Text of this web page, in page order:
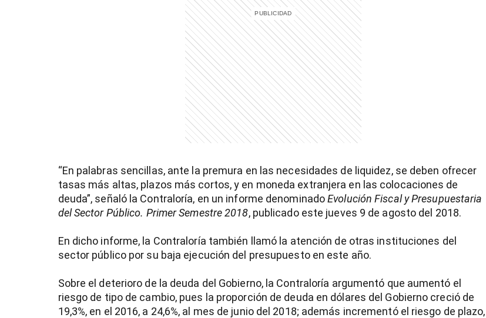
“En palabras sencillas, ante la premura en las necesidades de liquidez, se deben ofrecer
tasas más altas, plazos más cortos, y en moneda extranjera en las colocaciones de
deuda”, señaló la Contraloría, en un informe denominadoEvolución Fiscal y Presupuestaria
del Sector Público. Primer Semestre 2018, publicado este jueves 9 de agosto del 2018.
En dicho informe, la Contraloría también llamó la atención de otras instituciones del
sector público por su baja ejecución del presupuesto en este año.
Sobre el deterioro de la deuda del Gobierno, la Contraloría argumentó que aumentó el
riesgo de tipo de cambio, pues la proporción de deuda en dólares del Gobierno creció de
19,3%, en el 2016, a 24,6%, al mes de junio del 2018; además incrementó el riesgo de plazo,